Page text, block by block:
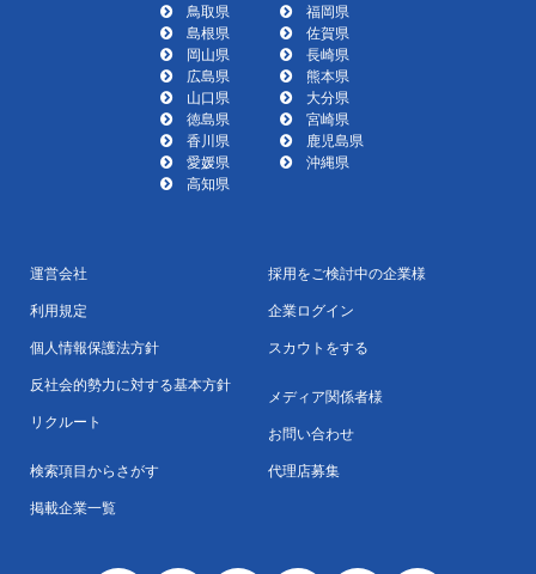
鳥取県
島根県
岡山県
広島県
山口県
徳島県
香川県
愛媛県
高知県
福岡県
佐賀県
長崎県
熊本県
大分県
宮崎県
鹿児島県
沖縄県
運営会社
利用規定
個人情報保護法方針
反社会的勢力に対する基本方針
リクルート
検索項目からさがす
掲載企業一覧
採用をご検討中の企業様
企業ログイン
スカウトをする
メディア関係者様
お問い合わせ
代理店募集